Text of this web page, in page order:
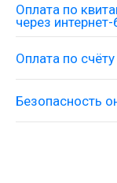
Оплата по
через
Оплата по
Безопасность